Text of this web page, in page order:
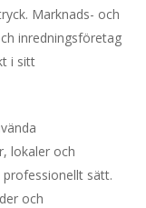
Marknads- och
inredningsföretag
i sitt
lokaler och
sätt.
och